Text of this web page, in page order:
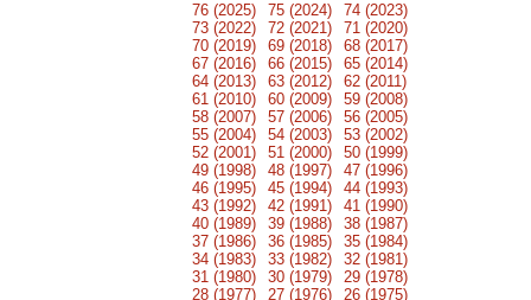
76 (2025) 75 (2024)
74 (2023)
73 (2022)
72 (2021)
71 (2020)
70 (2019)
69 (2018)
68 (2017)
67 (2016)
66 (2015)
65 (2014)
64 (2013)
63 (2012)
62 (2011)
61 (2010)
60 (2009)
59 (2008)
58 (2007)
57 (2006)
56 (2005)
55 (2004)
54 (2003)
53 (2002)
52 (2001)
51 (2000)
50 (1999)
49 (1998)
48 (1997)
47 (1996)
46 (1995)
45 (1994)
44 (1993)
43 (1992)
42 (1991)
41 (1990)
40 (1989)
39 (1988)
38 (1987)
37 (1986)
36 (1985)
35 (1984)
34 (1983)
33 (1982)
32 (1981)
31 (1980)
30 (1979)
29 (1978)
28 (1977)
27 (1976)
26 (1975)